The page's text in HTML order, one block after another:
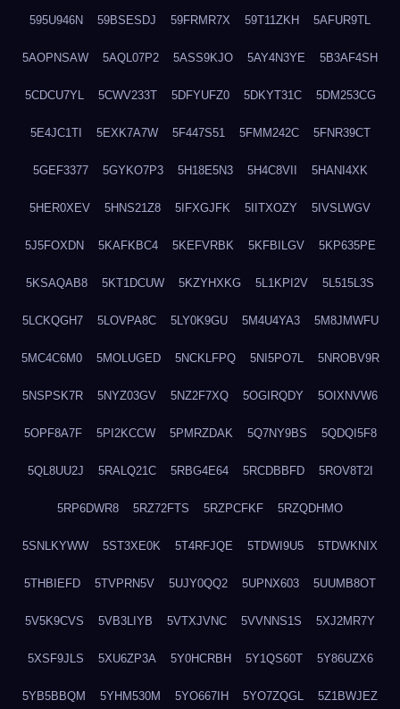
595U946N 59BSESDJ 59FRMR7X 59T11ZKH 5AFUR9TL
5AOPNSAW 5AQL07P2 5ASS9KJO 5AY4N3YE 5B3AF4SH
5CDCU7YL 5CWV233T 5DFYUFZ0 5DKYT31C 5DM253CG
5E4JC1TI 5EXK7A7W 5F447S51 5FMM242C 5FNR39CT
5GEF3377 5GYKO7P3 5H18E5N3 5H4C8VII 5HANI4XK
5HER0XEV 5HNS21Z8 5IFXGJFK 5IITXOZY 5IVSLWGV
5J5FOXDN 5KAFKBC4 5KEFVRBK 5KFBILGV 5KP635PE
5KSAQAB8 5KT1DCUW 5KZYHXKG 5L1KPI2V 5L515L3S
5LCKQGH7 5LOVPA8C 5LY0K9GU 5M4U4YA3 5M8JMWFU
5MC4C6M0 5MOLUGED 5NCKLFPQ 5NI5PO7L 5NROBV9R
5NSPSK7R 5NYZ03GV 5NZ2F7XQ 5OGIRQDY 5OIXNVW6
5OPF8A7F 5PI2KCCW 5PMRZDAK 5Q7NY9BS 5QDQI5F8
5QL8UU2J 5RALQ21C 5RBG4E64 5RCDBBFD 5ROV8T2I
5RP6DWR8 5RZ72FTS 5RZPCFKF 5RZQDHMO
5SNLKYWW 5ST3XE0K 5T4RFJQE 5TDWI9U5 5TDWKNIX
5THBIEFD 5TVPRN5V 5UJY0QQ2 5UPNX603 5UUMB8OT
5V5K9CVS 5VB3LIYB 5VTXJVNC 5VVNNS1S 5XJ2MR7Y
5XSF9JLS 5XU6ZP3A 5Y0HCRBH 5Y1QS60T 5Y86UZX6
5YB5BBQM 5YHM530M 5YO667IH 5YO7ZQGL 5Z1BWJEZ